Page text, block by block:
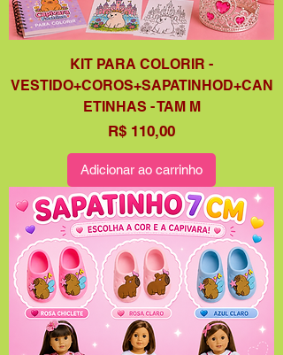
KIT PARA COLORIR -
VESTIDO+COROS+SAPATINHOD+CAN
ETINHAS - TAM M
Preço
R$ 110,00
Adicionar ao carrinho